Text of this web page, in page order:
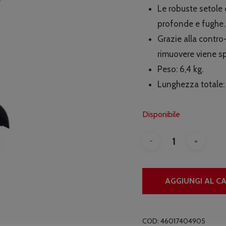
Le robuste setole
profonde e fughe.
Grazie alla
rimuovere viene
Peso: 6,4 kg.
Lunghezza totale:
Disponibile
AGGIUNGI AL
COD:46017404905